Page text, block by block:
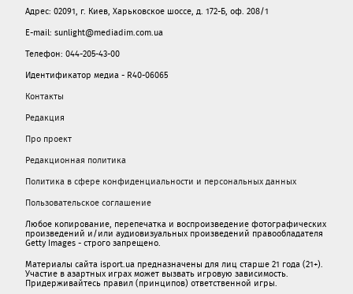
Адрес: 02091, г. Киев, Харьковское шоссе, д. 172-Б, оф. 208/1
E-mail: sunlight@mediadim.com.ua
Телефон: 044-205-43-00
Идентификатор медиа - R40-06065
Контакты
Редакция
Про проект
Редакционная политика
Политика в сфере конфиденциальности и персональных данных
Пользовательское соглашение
Любое копирование, перепечатка и воспроизведение фотографических
произведений и/или аудиовизуальных произведений правообладателя
Getty Images - строго запрещено.
Материалы сайта isport.ua предназначены для лиц старше 21 года (21+).
Участие в азартных играх может вызвать игровую зависимость.
Придерживайтесь правил (принципов) ответственной игры.